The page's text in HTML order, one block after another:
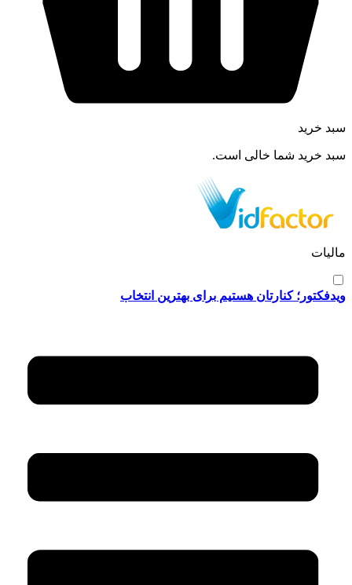
سبد خرید
سبد خرید شما خالی است.
مالیات
ویدفکتور؛ کنارتان هستیم برای بهترین انتخاب